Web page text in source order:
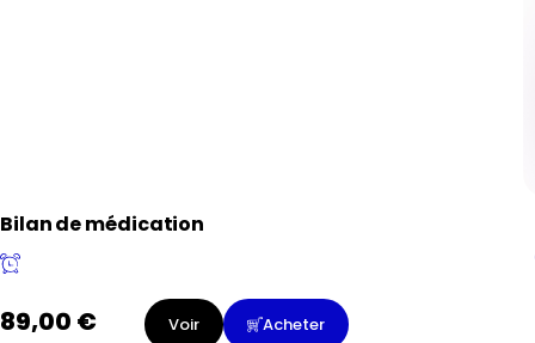
Bilan de médication
89,00 € Voir Acheter